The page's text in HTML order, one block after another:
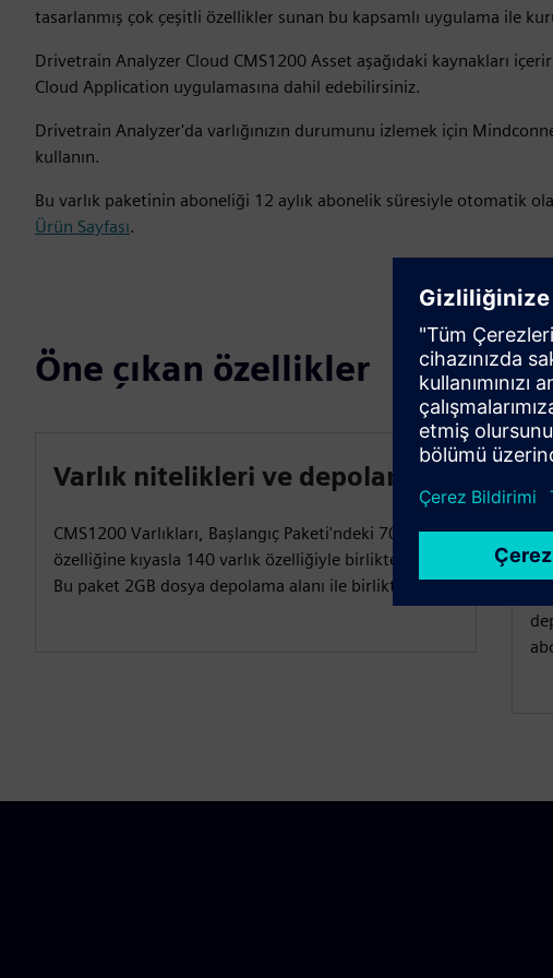
tasarlanmış çok çeşitli özellikler sunan bu kapsamlı uygulama ile
Drivetrain Analyzer Cloud CMS1200 Asset aşağıdaki kaynakları
Cloud Application uygulamasına dahil edebilirsiniz.
Drivetrain Analyzer'da varlığınızın durumunu izlemek için
kullanın.
Bu varlık paketinin aboneliği 12 aylık abonelik süresiyle otomatik
Ürün Sayfası.
Öne çıkan özellikler
Varlık nitelikleri ve depolama
CMS1200 Varlıkları, Başlangıç Paketi'ndeki 70 varlık
özelliğine kıyasla 140 varlık özelliğiyle birlikte gelir.
Bu paket 2GB dosya depolama alanı ile birlikte gelir.